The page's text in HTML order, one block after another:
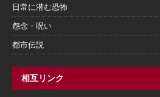
日常に潜む恐怖
怨念・呪い
都市伝説
相互リンク